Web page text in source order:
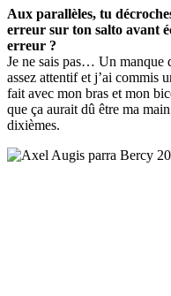
Aux parallèles, tu
erreur sur ton salto avant
erreur ?
Je ne sais pas… Un manque
assez attentif et j’ai commis
fait avec mon bras et mon
que ça aurait dû être ma
dixièmes.